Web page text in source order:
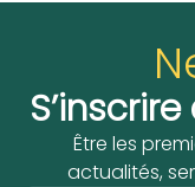
Être les
actualités,